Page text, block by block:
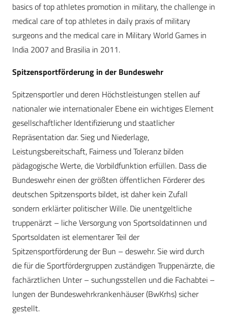
basics of top athletes promotion in military, the challenge in
medical care of top athletes in daily praxis of military
surgeons and the medical care in Military World Games in
India 2007 and Brasilia in 2011.
Spitzensportförderung in der Bundeswehr
Spitzensportler und deren Höchstleistungen stellen auf
nationaler wie internationaler Ebene ein wichtiges Element
gesellschaftlicher Identifizierung und staatlicher
Repräsentation dar. Sieg und Niederlage,
Leistungsbereitschaft, Fairness und Toleranz bilden
pädagogische Werte, die Vorbildfunktion erfüllen. Dass die
Bundeswehr einen der größten öffentlichen Förderer des
deutschen Spitzensports bildet, ist daher kein Zufall
sondern erklärter politischer Wille. Die unentgeltliche
truppenärzt – liche Versorgung von Sportsoldatinnen und
Sportsoldaten ist elementarer Teil der
Spitzensportförderung der Bun – deswehr. Sie wird durch
die für die Sportfördergruppen zuständigen Truppenärzte, die
fachärztlichen Unter – suchungsstellen und die Fachabtei –
lungen der Bundeswehrkrankenhäuser (BwKrhs) sicher
gestellt.